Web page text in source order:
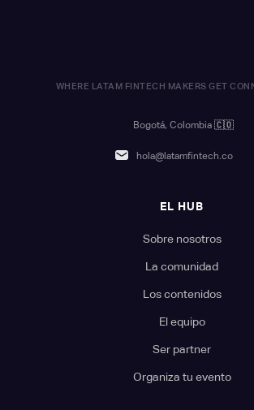
WHERE LATAM FINTECH MAKERS GET
Bogotá, Colombia 🇨🇴
hola@latamfintech.co
EL HUB
Sobre nosotros
La comunidad
Los contenidos
El equipo
Ser partner
Organiza tu evento